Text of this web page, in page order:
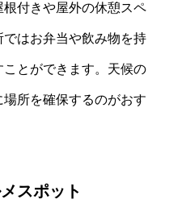
付きや屋外の休憩スペ
はお弁当や飲み物を持
とができます。天候の
所を確保するのがおす
スポット